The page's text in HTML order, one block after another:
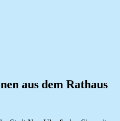
aus dem Rathaus